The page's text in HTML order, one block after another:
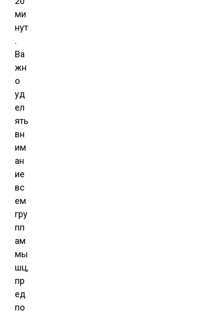
ми
нут
.
Ва
жн
о
уд
ел
ять
вн
им
ан
ие
вс
ем
гру
пп
ам
мы
шц,
пр
ед
по